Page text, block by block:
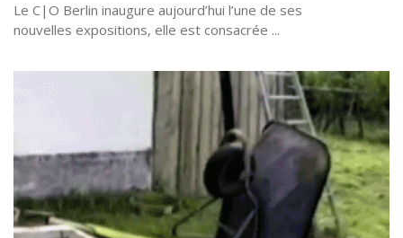
Le C|O Berlin inaugure aujourd’hui l’une de ses
nouvelles expositions, elle est consacrée ...